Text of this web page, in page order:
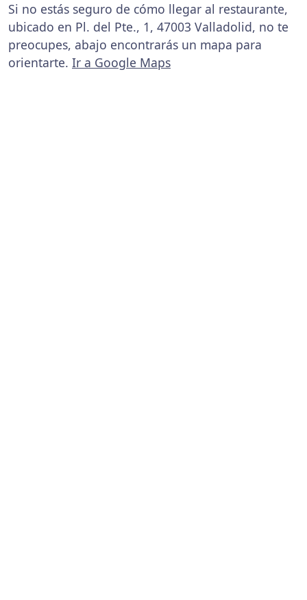
Si no estás seguro de cómo llegar al restaurante,
ubicado en Pl. del Pte., 1, 47003 Valladolid, no te
preocupes, abajo encontrarás un mapa para
orientarte. Ir a Google Maps